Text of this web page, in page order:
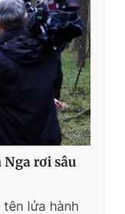
rơi sâu
lửa hành